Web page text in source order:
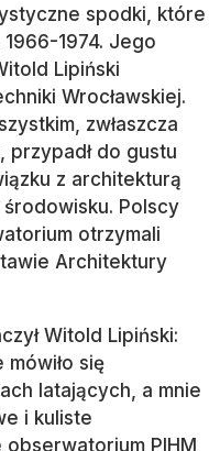
spodki, które
1974. Jego
Lipiński
Wrocławskiej.
zwłaszcza
przypadł do gustu
z architekturą
środowisku. Polscy
otrzymali
Architektury
Witold Lipiński:
się
latających, a mnie
i kuliste
PIHM